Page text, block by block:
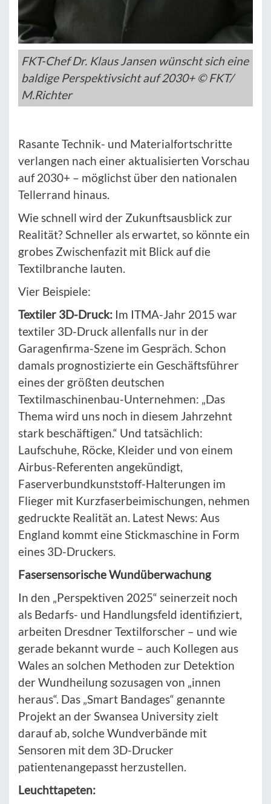
FKT-Chef Dr. Klaus Jansen wünscht sich eine
baldige Perspektivsicht auf 2030+ © FKT/
M.Richter
Rasante Technik- und Materialfortschritte
verlangen nach einer aktualisierten Vorschau
auf 2030+ – möglichst über den nationalen
Tellerrand hinaus.
Wie schnell wird der Zukunftsausblick zur
Realität? Schneller als erwartet, so könnte ein
grobes Zwischenfazit mit Blick auf die
Textilbranche lauten.
Vier Beispiele:
Textiler 3D-Druck: Im ITMA-Jahr 2015 war
textiler 3D-Druck allenfalls nur in der
Garagenfirma-Szene im Gespräch. Schon
damals prognostizierte ein Geschäftsführer
eines der größten deutschen
Textilmaschinenbau-Unternehmen: „Das
Thema wird uns noch in diesem Jahrzehnt
stark beschäftigen.“ Und tatsächlich:
Laufschuhe, Röcke, Kleider und von einem
Airbus-Referenten angekündigt,
Faserverbundkunststoff-Halterungen im
Flieger mit Kurzfaserbeimischungen, nehmen
gedruckte Realität an. Latest News: Aus
England kommt eine Stickmaschine in Form
eines 3D-Druckers.
Fasersensorische Wundüberwachung
In den „Perspektiven 2025“ seinerzeit noch
als Bedarfs- und Handlungsfeld identifiziert,
arbeiten Dresdner Textilforscher – und wie
gerade bekannt wurde – auch Kollegen aus
Wales an solchen Methoden zur Detektion
der Wundheilung sozusagen von „innen
heraus“. Das „Smart Bandages“ genannte
Projekt an der Swansea University zielt
darauf ab, solche Wundverbände mit
Sensoren mit dem 3D-Drucker
patientenangepasst herzustellen.
Leuchttapeten: